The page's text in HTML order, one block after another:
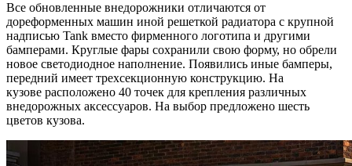
Все обновленные внедорожники отличаются от
дореформенных машин иной решеткой радиатора с крупной
надписью Tank вместо фирменного логотипа и другими
бамперами. Круглые фары сохранили свою форму, но обрели
новое светодиодное наполнение. Появились иные бамперы,
передний имеет трехсекционную конструкцию. На
кузове расположено 40 точек для крепления различных
внедорожных аксессуаров. На выбор предложено шесть
цветов кузова.